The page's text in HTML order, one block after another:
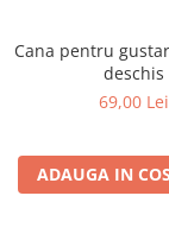
Cana pentru
deschis
69,00 Lei
ADAUGA IN COS